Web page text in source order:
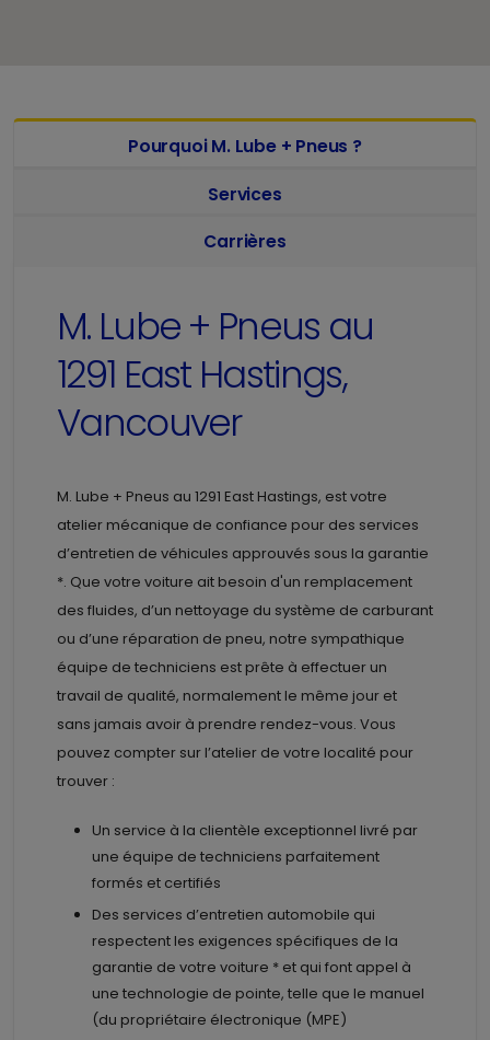
Pourquoi M. Lube + Pneus ?
Services
Carrières
M. Lube + Pneus au
1291 East Hastings,
Vancouver
M. Lube + Pneus au 1291 East Hastings, est votre
atelier mécanique de confiance pour des services
d’entretien de véhicules approuvés sous la garantie
*. Que votre voiture ait besoin d'un remplacement
des fluides, d’un nettoyage du système de carburant
ou d’une réparation de pneu, notre sympathique
équipe de techniciens est prête à effectuer un
travail de qualité, normalement le même jour et
sans jamais avoir à prendre rendez-vous. Vous
pouvez compter sur l’atelier de votre localité pour
trouver :
Un service à la clientèle exceptionnel livré par
une équipe de techniciens parfaitement
formés et certifiés
Des services d’entretien automobile qui
respectent les exigences spécifiques de la
garantie de votre voiture * et qui font appel à
une technologie de pointe, telle que le manuel
(du propriétaire électronique (MPE)